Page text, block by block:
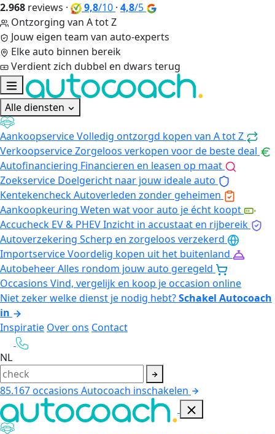
2.968 reviews · 9,8/10 · 4,8/5
Ontzorging van A tot Z
Jouw eigen team van auto-experts
Elke auto binnen bereik
Verdient zich dubbel en dwars terug
Alle diensten
AankoopserviceVolledig ontzorgd kopen van A tot Z
VerkoopserviceZorgeloos verkopen voor de beste deal
Autofinanciering Financieren en leasen op maat
Zoekservice Doelgericht naar jouw ideale auto
KentekencheckAutoverleden zonder geheimen
Aankoopkeuring Weten wat voor auto je écht koopt
Accucheck EV & PHEVInzicht in accustaat en rijbereik
Autoverzekering Scherp en zorgeloos verzekerd
ImportserviceVoordelig kopen uit het buitenland
AutobeheerAlles rondom jouw auto geregeld
Occasions Vind, vergelijk en koop je occasion online
Niet zeker welke dienst je nodig hebt?Schakel Autocoach
in
Inspiratie Over ons Contact
NL
85.167occasions Autocoach inschakelen